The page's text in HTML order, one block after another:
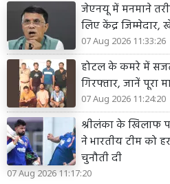
जेएनयू में मनमाने
लिए केंद्र जिम्मेदार,
07 Aug 2026 11:33:26
होटल के कमरे में
गिरफ्तार, जानें पूरा
07 Aug 2026 11:24:20
श्रीलंका के खिलाफ
ने भारतीय टीम को
चुनौती दी
07 Aug 2026 11:17:20